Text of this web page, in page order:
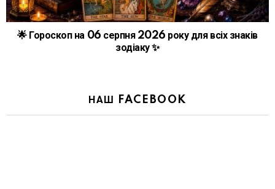
🌟 Гороскоп на 06 серпня 2026 року для всіх знаків
зодіаку ✨
НАШ FACEBOOK